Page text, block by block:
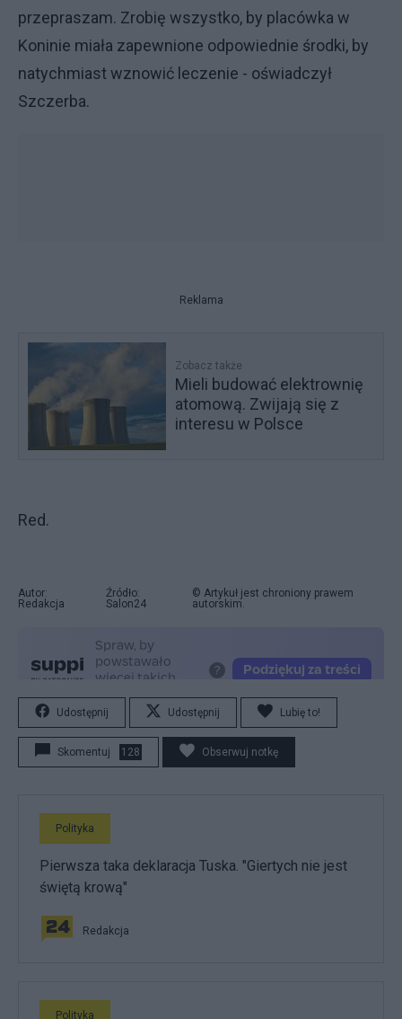
przepraszam. Zrobię wszystko, by placówka w
Koninie miała zapewnione odpowiednie środki, by
natychmiast wznowić leczenie - oświadczył
Szczerba.
Reklama
Zobacz także
Mieli budować elektrownię
atomową. Zwijają się z
interesu w Polsce
Red.
Autor:
Redakcja
Źródło:
Salon24
© Artykuł jest chroniony prawem
autorskim.
Udostępnij Udostępnij Lubię to!
Skomentuj 128 Obserwuj notkę
Polityka
Pierwsza taka deklaracja Tuska. "Giertych nie jest
świętą krową"
Redakcja
Polityka